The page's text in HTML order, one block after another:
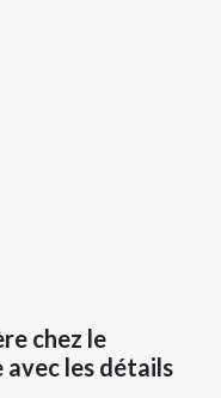
chez le
les détails